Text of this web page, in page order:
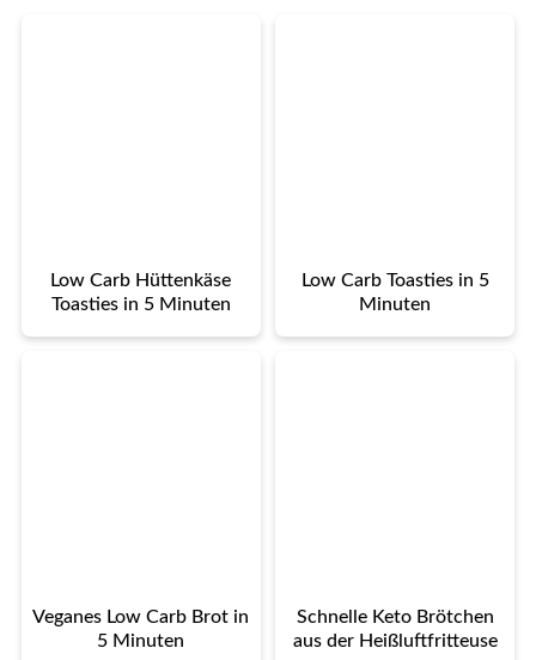
Low Carb Hüttenkäse
Toasties in 5 Minuten
Low Carb Toasties in 5
Minuten
Veganes Low Carb Brot in
5 Minuten
Schnelle Keto Brötchen
aus der Heißluftfritteuse